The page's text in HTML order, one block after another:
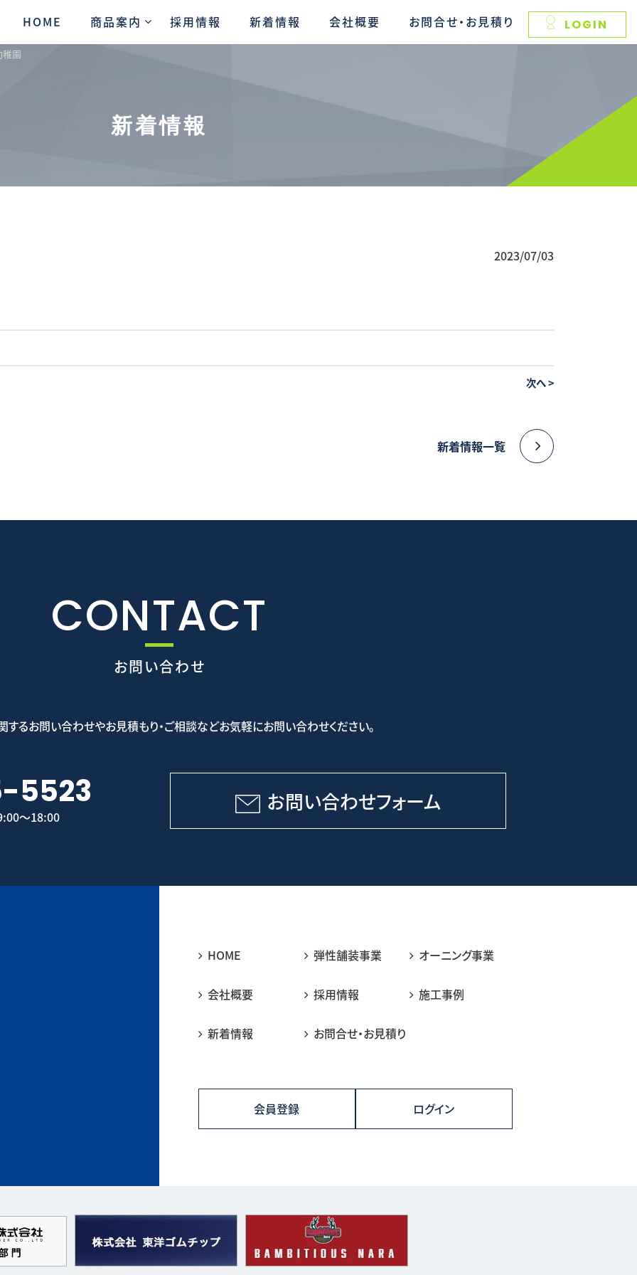
HOME 商品案内 採用情報 新着情報 会社概要 お問合せ・お見積り LOGIN
稚園
新着情報
2023/07/03
次へ>
新着情報一覧
CONTACT
お問い合わせ
するお問い合わせやお見積もり・ご相談などお気軽にお問い合わせください。
5523
～18:00
お問い合わせフォーム
HOME 弾性舗装事業 オーニング事業
会社概要 採用情報 施工事例
新着情報 お問合せ・お見積り
会員登録 ログイン